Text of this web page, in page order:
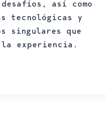
así como
tecnológicas y
singulares que
la experiencia.